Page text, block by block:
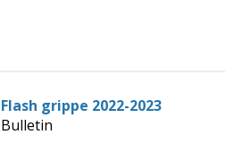
Flash grippe 2022-2023
Bulletin